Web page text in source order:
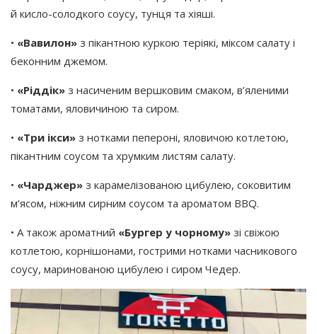
й кисло-солодкого соусу, тунця та хіяші.
• «Вавилон» з пікантною куркою теріякі, міксом салату і
беконним джемом.
• «Ріддік» з насиченим вершковим смаком, в’яленими
томатами, яловичиною та сиром.
• «Три ікси» з нотками пепероні, яловичою котлетою,
пікантним соусом та хрумким листям салату.
• «Чарджер» з карамелізованою цибулею, соковитим
м’ясом, ніжним сирним соусом та ароматом BBQ.
• А також ароматний «Бургер у чорному» зі свіжою
котлетою, корнішонами, гострими нотками часникового
соусу, маринованою цибулею і сиром Чедер.